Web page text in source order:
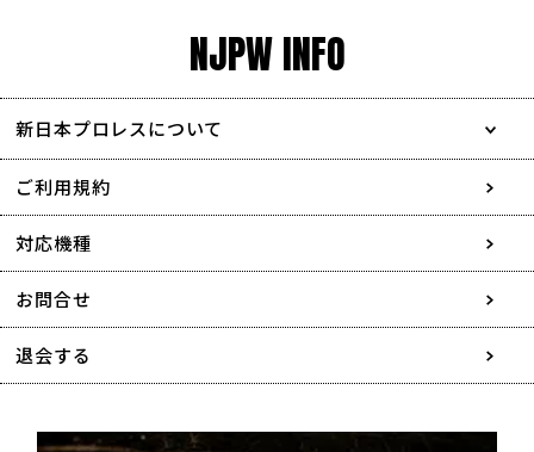
NJPW INFO
新日本プロレスについて
会社情報
採用情報
協賛・広告媒体のご案内
特定商取引に関する表記
ご利用規約
対応機種
お問合せ
退会する